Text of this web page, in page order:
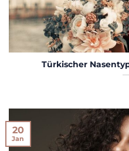
Türkischer
20
Jan